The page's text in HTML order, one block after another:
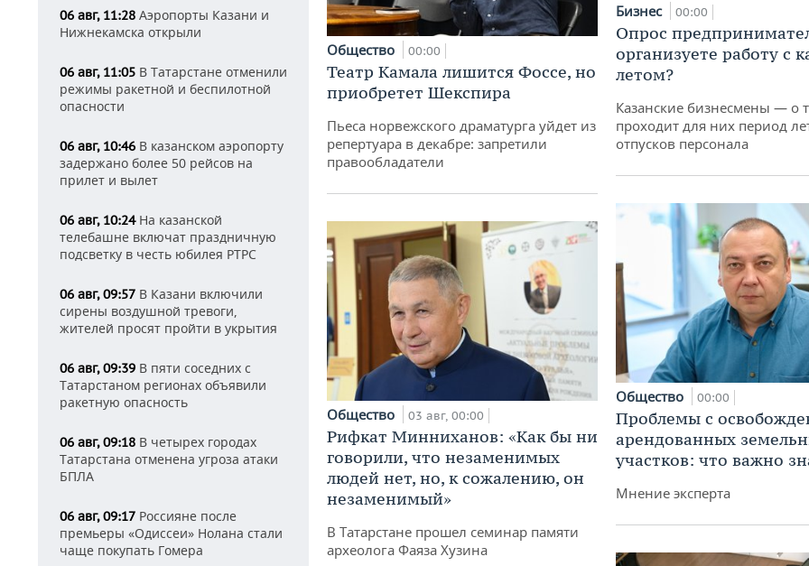
06 авг, 11:28 Аэропорты Казани и
Нижнекамска открыли
06 авг, 11:05 В Татарстане отменили
режимы ракетной и беспилотной
опасности
06 авг, 10:46 В казанском аэропорту
задержано более 50 рейсов на
прилет и вылет
06 авг, 10:24На казанской
телебашне включат праздничную
подсветку в честь юбилея РТРС
06 авг, 09:57 В Казани включили
сирены воздушной тревоги,
жителей просят пройти в укрытия
06 авг, 09:39 В пяти соседних с
Татарстаном регионах объявили
ракетную опасность
06 авг, 09:18 В четырех городах
Татарстана отменена угроза атаки
БПЛА
06 авг, 09:17 Россияне после
премьеры «Одиссеи» Нолана стали
чаще покупать Гомера
Общество 00:00
Театр Камала лишится Фоссе, но
приобретет Шекспира
Пьеса норвежского драматурга уйдет из
репертуара в декабре: запретили
правообладатели
Общество 03 авг, 00:00
Рифкат Минниханов: «Как бы ни
говорили, что незаменимых
людей нет, но, к сожалению, он
незаменимый»
В Татарстане прошел семинар памяти
археолога Фаяза Хузина
Бизнес 00:00
Опрос
организуете работу с
летом?
Казанские бизнесмены — о
проходит для них период
отпусков персонала
Общество 00:00
Проблемы с
арендованных
участков: что важно
Мнение эксперта